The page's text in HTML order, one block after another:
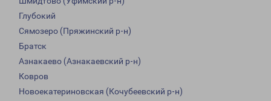
Глубокий
Сямозеро (Пряжинский р-н)
Братск
Азнакаево (Азнакаевский р-н)
Ковров
Новоекатериновская (Кочубеевский р-н)